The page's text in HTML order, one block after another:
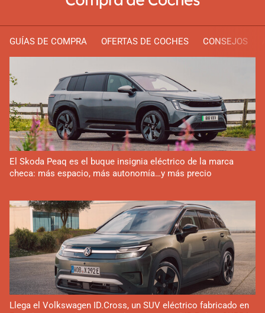
GUÍAS DE COMPRA OFERTAS DE COCHES CONSEJOS
El Skoda Peaq es el buque insignia eléctrico de la marca
checa: más espacio, más autonomía…y más precio
Llega el Volkswagen ID.Cross, un SUV eléctrico fabricado en